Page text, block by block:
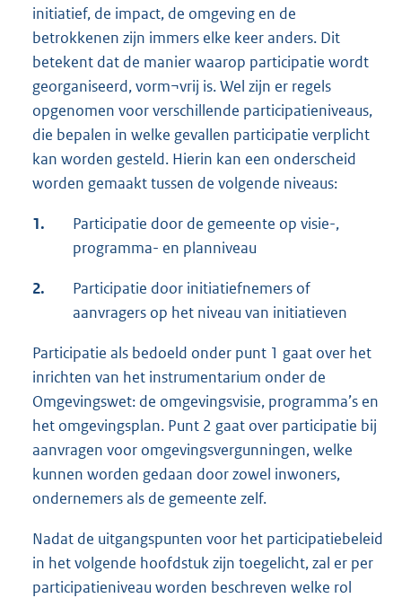
initiatief, de impact, de omgeving en de
betrokkenen zijn immers elke keer anders. Dit
betekent dat de manier waarop participatie wordt
georganiseerd, vorm¬vrij is. Wel zijn er regels
opgenomen voor verschillende participatieniveaus,
die bepalen in welke gevallen participatie verplicht
kan worden gesteld. Hierin kan een onderscheid
worden gemaakt tussen de volgende niveaus:
1.
Participatie door de gemeente op visie-,
programma- en planniveau
2.
Participatie door initiatiefnemers of
aanvragers op het niveau van initiatieven
Participatie als bedoeld onder punt 1 gaat over het
inrichten van het instrumentarium onder de
Omgevingswet: de omgevingsvisie, programma’s en
het omgevingsplan. Punt 2 gaat over participatie bij
aanvragen voor omgevingsvergunningen, welke
kunnen worden gedaan door zowel inwoners,
ondernemers als de gemeente zelf.
Nadat de uitgangspunten voor het participatiebeleid
in het volgende hoofdstuk zijn toegelicht, zal er per
participatieniveau worden beschreven welke rol